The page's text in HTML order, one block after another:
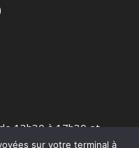
13h30 à 17h30 et
sur votre terminal à